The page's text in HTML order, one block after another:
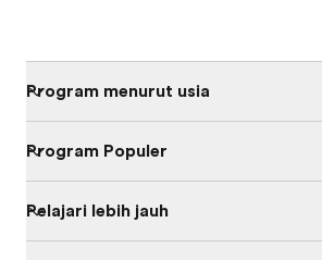
Program menurut usia
Program Populer
Pelajari lebih jauh